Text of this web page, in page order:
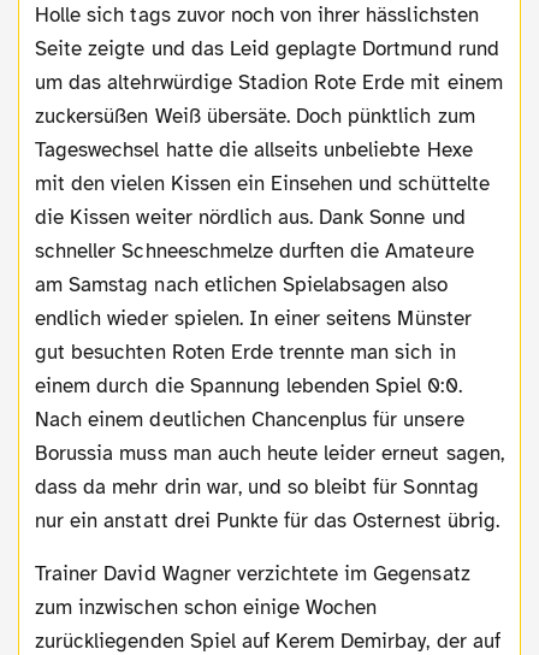
Holle sich tags zuvor noch von ihrer hässlichsten
Seite zeigte und das Leid geplagte Dortmund rund
um das altehrwürdige Stadion Rote Erde mit einem
zuckersüßen Weiß übersäte. Doch pünktlich zum
Tageswechsel hatte die allseits unbeliebte Hexe
mit den vielen Kissen ein Einsehen und schüttelte
die Kissen weiter nördlich aus. Dank Sonne und
schneller Schneeschmelze durften die Amateure
am Samstag nach etlichen Spielabsagen also
endlich wieder spielen. In einer seitens Münster
gut besuchten Roten Erde trennte man sich in
einem durch die Spannung lebenden Spiel 0:0.
Nach einem deutlichen Chancenplus für unsere
Borussia muss man auch heute leider erneut sagen,
dass da mehr drin war, und so bleibt für Sonntag
nur ein anstatt drei Punkte für das Osternest übrig.
Trainer David Wagner verzichtete im Gegensatz
zum inzwischen schon einige Wochen
zurückliegenden Spiel auf Kerem Demirbay, der auf